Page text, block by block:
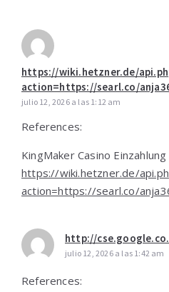
https://wiki.hetzner.de/
action=https://searl.co/
julio 12, 2026 a las 1:12 am
References:
KingMaker Casino
https://wiki.hetzner.de/
action=https://searl.co/
http://
julio 12, 2026 a las 1:42 am
References: